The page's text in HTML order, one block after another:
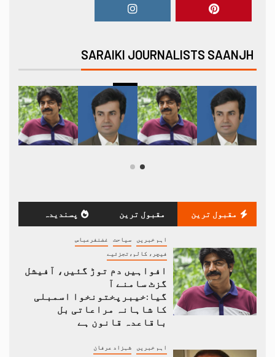
SARAIKI JOURNALISTS SAANJH
مقبول ترین مقبول ترین پسندیدہ
اہم خبریں سیاحت غضنفرعباس
فیچر، کالم،تجزئیے
افواہیں دم توڑ گئیں، آفیشل
گزٹ سامنے آ
گیا:خیبرپختونخوا اسمبلی
کا شاہانہ مراعاتی بل
باقاعدہ قانون ہے
اہم خبریں شہزاد عرفان